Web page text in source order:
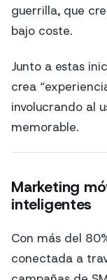
guerrilla, que
bajo coste.
Junto a estas
crea
involucrando al
memorable.
Marketing
inteligentes
Con más del
conectada a